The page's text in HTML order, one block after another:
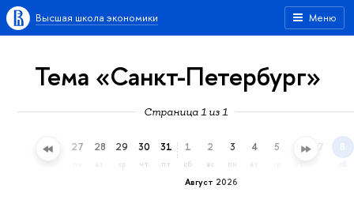
Меню
Высшая школа экономики
Тема «Санкт-Петербург»
Страница 1 из 1
26 27 28 29
ср
30
чт
31
пт
Август 2026
1
сб
2
вс
3
пн
4 5 6 7 8
сб